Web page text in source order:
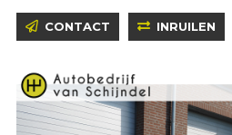
CONTACT INRUILEN